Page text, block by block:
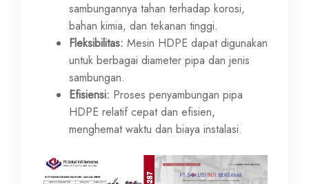
sambungannya tahan terhadap korosi,
bahan kimia, dan tekanan tinggi.
Fleksibilitas: Mesin HDPE dapat digunakan
untuk berbagai diameter pipa dan jenis
sambungan.
Efisiensi: Proses penyambungan pipa
HDPE relatif cepat dan efisien,
menghemat waktu dan biaya instalasi.